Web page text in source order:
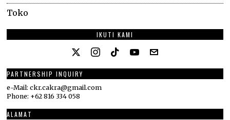
Toko
IKUTI KAMI
PARTNERSHIP INQUIRY
e-Mail: ckr.cakra@gmail.com
Phone: +62 816 334 058
ALAMAT